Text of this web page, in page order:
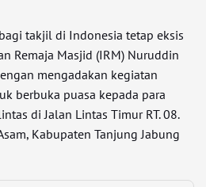
takjil di Indonesia tetap eksis
Remaja Masjid (IRM) Nuruddin
mengadakan kegiatan
berbuka puasa kepada para
di Jalan Lintas Timur RT. 08.
Kabupaten Tanjung Jabung